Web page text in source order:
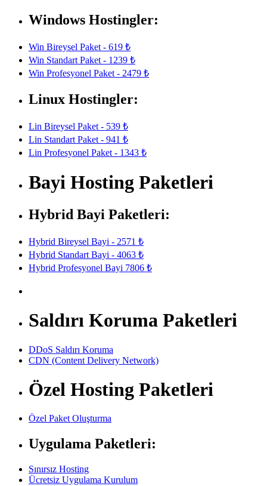
Windows Hostingler:
Win Bireysel Paket - 619 ₺
Win Standart Paket - 1239 ₺
Win Profesyonel Paket - 2479 ₺
Linux Hostingler:
Lin Bireysel Paket - 539 ₺
Lin Standart Paket - 941 ₺
Lin Profesyonel Paket - 1343 ₺
Bayi Hosting Paketleri
Hybrid Bayi Paketleri:
Hybrid Bireysel Bayi - 2571 ₺
Hybrid Standart Bayi - 4063 ₺
Hybrid Profesyonel Bayi 7806 ₺
Saldırı Koruma Paketleri
DDoS Saldırı Koruma
CDN (Content Delivery Network)
Özel Hosting Paketleri
Özel Paket Oluşturma
Uygulama Paketleri:
Sınırsız Hosting
Ücretsiz Uygulama Kurulum